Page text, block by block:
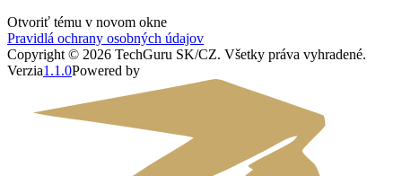
Otvoriť tému v novom okne
Pravidlá ochrany osobných údajov
Copyright © 2026 TechGuru SK/CZ. Všetky práva vyhradené.
Verzia1.1.0Powered by